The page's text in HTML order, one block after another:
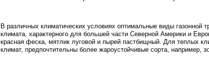
В различных климатических условиях оптимальные виды газонной
климата, характерного для большей части Северной Америки и
красная феска, мятлик луговой и пырей пастбищный. Для теплых
климат, предпочтительны более жароустойчивые сорта, например,